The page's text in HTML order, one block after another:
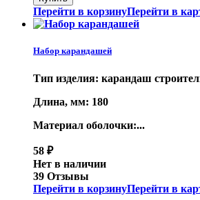
Перейти в корзинуПерейти в
Набор карандашей
Тип изделия: карандаш
Длина, мм: 180
Материал оболочки:...
58 ₽
Нет в наличии
39 Отзывы
Перейти в корзинуПерейти в